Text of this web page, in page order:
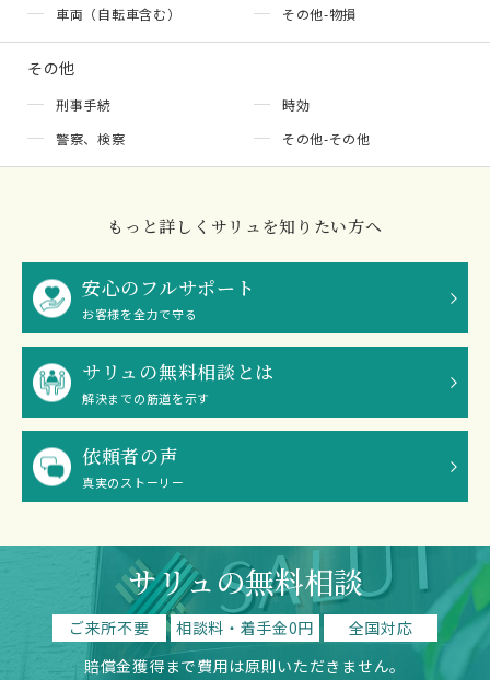
車両（自転車含む） その他-物損
その他
刑事手続
時効
警察、検察
その他-その他
もっと詳しくサリュを知りたい方へ
安心のフルサポート
お客様を全力で守る
サリュの無料相談とは
解決までの筋道を示す
依頼者の声
真実のストーリー
サリュの無料相談
ご来所不要 相談料・着手金0円
全国対応
賠償金獲得まで費用は原則いただきません。